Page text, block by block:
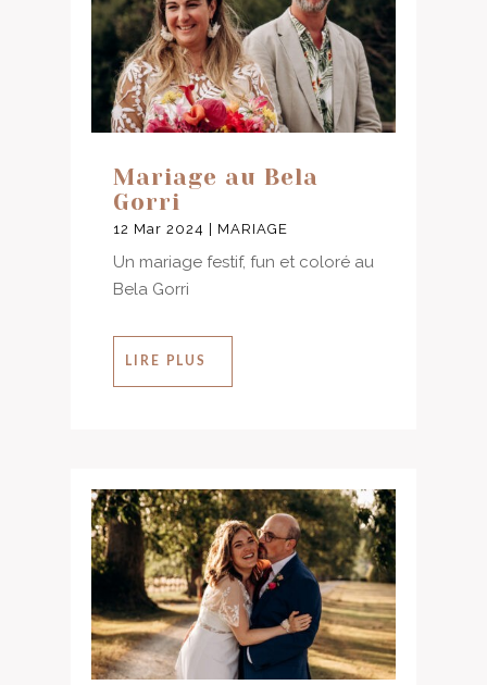
Mariage au Bela
Gorri
12 Mar 2024 | MARIAGE
Un mariage festif, fun et coloré au
Bela Gorri
LIRE PLUS